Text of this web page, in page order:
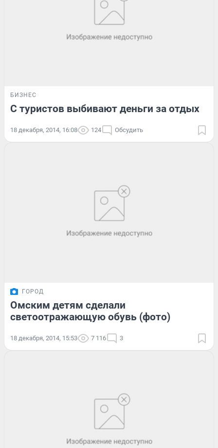
БИЗНЕС
С туристов выбивают деньги за отдых
18 декабря, 2014, 16:08 124 Обсудить
ГОРОД
Омским детям сделали
светоотражающую обувь (фото)
18 декабря, 2014, 15:53 7 116 3